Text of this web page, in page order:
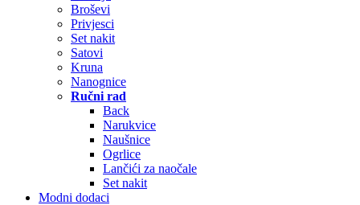
Broševi
Privjesci
Set nakit
Satovi
Kruna
Nanognice
Ručni rad
Back
Narukvice
Naušnice
Ogrlice
Lančići za naočale
Set nakit
Modni dodaci